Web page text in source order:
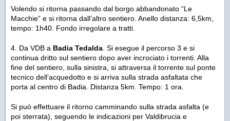
Volendo si ritorna passando dal borgo abbandonato “Le
Macchie” e si ritorna dall’altro sentiero. Anello distanza: 6,5km,
tempo: 1h40. Fondo irregolare a tratti.
4. Da VDB a Badia Tedalda . Si esegue il percorso 3 e si
continua dritto sul sentiero dopo aver incrociato i torrenti. Alla
fine del sentiero, sulla sinistra, si attraversa il torrente sul ponte
tecnico dell’acquedotto e si arriva sulla strada asfaltata che
porta al centro di Badia. Distanza 5km. Tempo: 1 ora.
Si può effettuare il ritorno camminando sulla strada asfalta (e
poi sterrata), seguendo le indicazioni per Valdibrucia e